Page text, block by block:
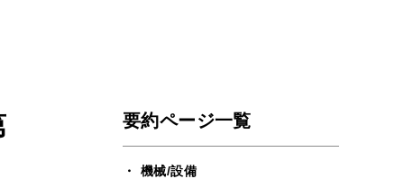
要約ページ一覧
機械/設備